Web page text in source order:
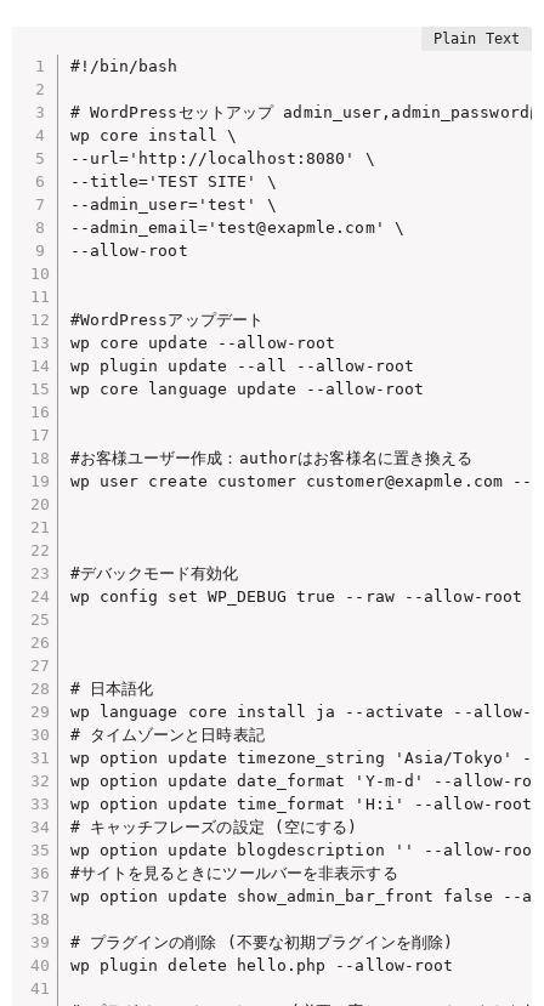
#!/bin/bash
# WordPressセットアップ admin_user,admin_passwordは
wp core install \
--url='http://localhost:8080' \
--title='TEST SITE' \
--admin_user='test' \
--admin_email='test@exapmle.com' \
--allow-root
#WordPressアップデート
wp core update --allow-root
wp plugin update --all --allow-root
wp core language update --allow-root
#お客様ユーザー作成：authorはお客様名に置き換える
wp user create customer customer@exapmle.com
#デバックモード有効化
wp config set WP_DEBUG true --raw --allow-root
# 日本語化
wp language core install ja --activate --allow-
# タイムゾーンと日時表記
wp option update timezone_string 'Asia/Tokyo'
wp option update date_format 'Y-m-d' --allow-
wp option update time_format 'H:i' --allow-root
# キャッチフレーズの設定 (空にする)
wp option update blogdescription '' --allow-root
#サイトを見るときにツールバーを非表示する
wp option update show_admin_bar_front false --
# プラグインの削除 (不要な初期プラグインを削除)
wp plugin delete hello.php --allow-root